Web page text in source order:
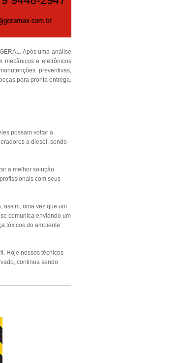
Após uma análise
mecânicos e eletrônicos
preventivas,
para pronta entrega.
possam voltar a
a diesel, sendo
a melhor solução
com seus
assim, uma vez que um
comunica enviando um
tóxicos do ambiente
Hoje nossos técnicos
continua sendo